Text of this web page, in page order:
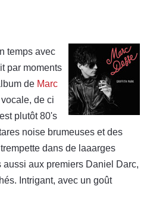
temps avec
par moments
de Marc
de ci
plutôt 80's
noise brumeuses et des
dans de laaarges
aussi aux premiers Daniel Darc,
Intrigant, avec un goût